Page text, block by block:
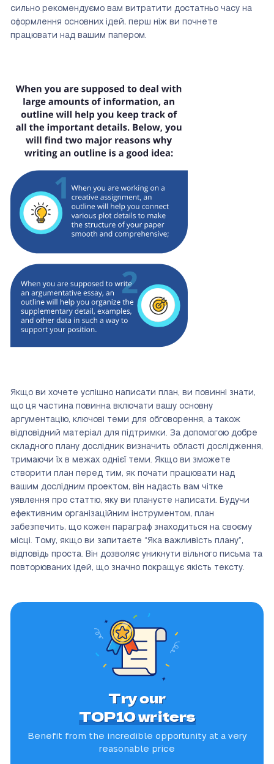
сильно рекомендуємо вам витратити достатньо часу на
оформлення основних ідей, перш ніж ви почнете
працювати над вашим папером.
Якщо ви хочете успішно написати план, ви повинні знати,
що ця частина повинна включати вашу основну
аргументацію, ключові теми для обговорення, а також
відповідний матеріал для підтримки. За допомогою добре
складного плану дослідник визначить області дослідження,
тримаючи їх в межах однієї теми. Якщо ви зможете
створити план перед тим, як почати працювати над
вашим дослідним проектом, він надасть вам чітке
уявлення про статтю, яку ви плануєте написати. Будучи
ефективним організаційним інструментом, план
забезпечить, що кожен параграф знаходиться на своєму
місці. Тому, якщо ви запитаєте “Яка важливість плану”,
відповідь проста. Він дозволяє уникнути вільного письма та
повторюваних ідей, що значно покращує якість тексту.
Try our
TOP10 writers
Benefit from the incredible opportunity at a very
reasonable price